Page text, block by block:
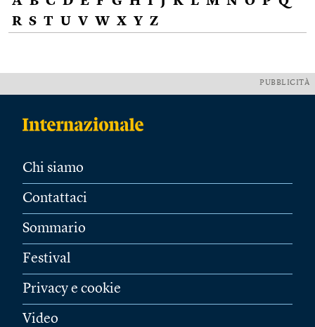
R S T U V W X Y Z
PUBBLICITÀ
Chi siamo
Contattaci
Sommario
Festival
Privacy e cookie
Video